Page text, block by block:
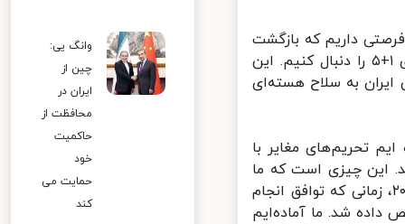
داریم که بازگشت
متقابل به پایبندی به برجام به عنوان بهترین گزینه برای ما و سایر اعضای ۱+۵ را دنبال کنیم. این
به سلاح هسته‌ای
تحریم‌های مغایر با
این را می‌دانند. این چیزی است که ۱+۵ می‌داند. این چیزی است که ما
کاملاً در مورد آن صحبت کرده ایم. این اساساً فرمولی است که در سال ۲۰۱۵، زمانی که توافق انجام
مناسب تشخیص داده شد. ما آماده‌ایم
وانگ یی:
چین از
ایران در
محافظت از
حاکمیت
خود
حمایت می
کند